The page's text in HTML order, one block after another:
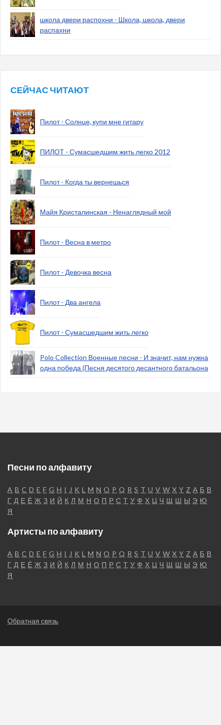
школа двери распохни - Школа, школа, двери
распахни
СЕЙЧАС ЧИТАЮТ
Пилот - Солнце, купи мне гитару
ПИЛОТ - Сумасшедшим жить легко 2012
Пилот - Когда ты вернешься
Майя Кристалинская - Ненаглядный мой
Пилот - Весна в метро
Пилот - Девочка весна
Пилот - Два ангела
Пилот - Сумасшедшим жить легко
Polo Collection Военные песни - И значит, нам нужна
одна победа (Песня десятого десантного батальона
Песни по алфавиту
A B C D E F G H I J K L M N O P Q R S T U V W X Y Z А Б В
Г Д Е Ё Ж З И Й К Л М Н О П Р С Т У Ф Х Ц Ч Щ Ш Ы Э Ю
Я
Артисты по алфавиту
A B C D E F G H I J K L M N O P Q R S T U V W X Y Z А Б В
Г Д Е Ё Ж З И Й К Л М Н О П Р С Т У Ф Х Ц Ч Щ Ш Ы Э Ю
Я
Обратная связь